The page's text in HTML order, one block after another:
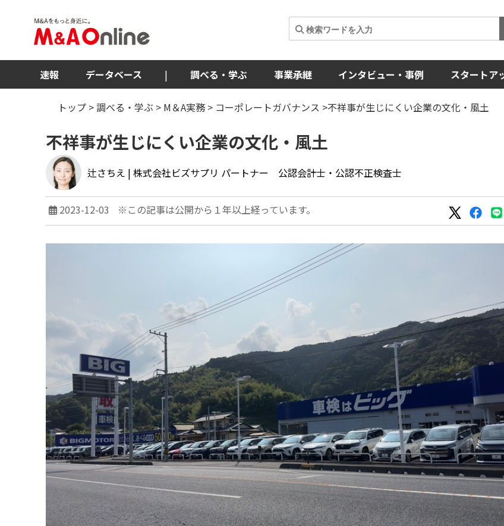
速報 データベース | 調べる・学ぶ 事業承継 インタビュー・事例 スタートア
トップ >調べる・学ぶ > M＆A実務 > コーポレートガバナンス >不祥事が生じにくい企業の文化・風土
不祥事が生じにくい企業の文化・風土
辻さちえ | 株式会社ビズサプリ パートナー 公認会計士・公認不正検査士
2023-12-03 ※この記事は公開から１年以上経っています。